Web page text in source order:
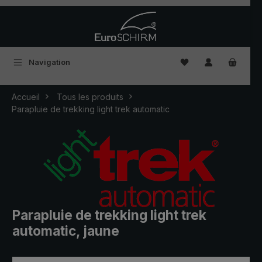
Navigation Vous avez 0
Accueil
Tous les produits
Parapluie de trekking light trek automatic
Parapluie de trekking light trek
automatic, jaune